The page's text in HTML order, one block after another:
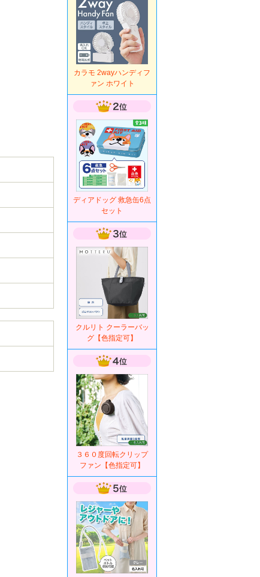
カラモ 2wayハンディフ
ァン ホワイト
ディアドッグ 救急缶6点
セット
クルリト クーラーバッ
グ【色指定可】
３６０度回転クリップ
ファン【色指定可】